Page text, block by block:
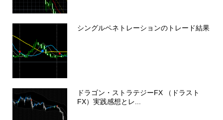
シングルペネトレーションのトレード結果
ドラゴン・ストラテジーFX （ドラスト
FX）実践感想とレ...